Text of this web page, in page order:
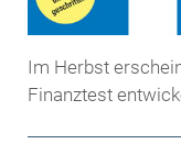
Im Herbst
Finanztest